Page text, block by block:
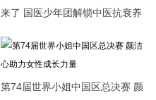
来了 国医少年团解锁中医抗衰养
第74届世界小姐中国区总决赛 颜